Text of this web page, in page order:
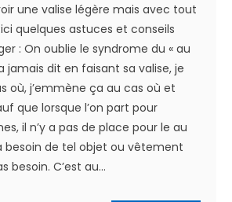
une valise légère mais avec tout
quelques astuces et conseils
: On oublie le syndrome du « au
jamais dit en faisant sa valise, je
où, j’emmène ça au cas où et
que lorsque l’on part pour
il n’y a pas de place pour le au
besoin de tel objet ou vêtement
besoin. C’est au...